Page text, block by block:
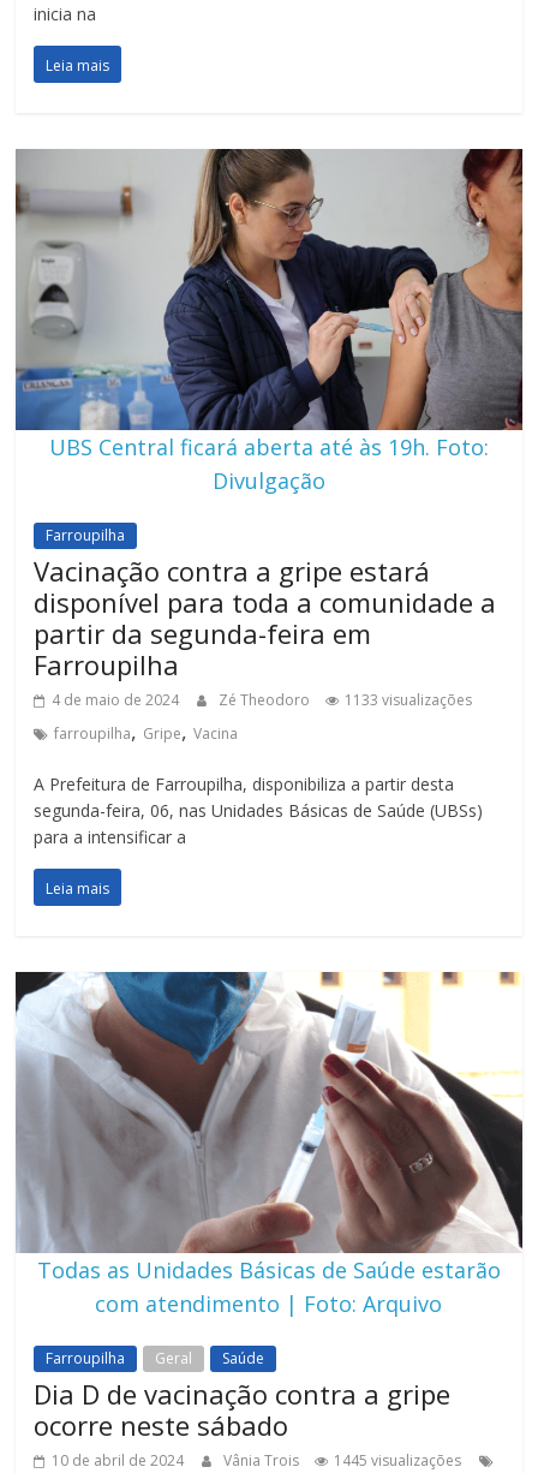
inicia na
Leia mais
UBS Central ficará aberta até às 19h. Foto:
Divulgação
Farroupilha
Vacinação contra a gripe estará
disponível para toda a comunidade a
partir da segunda-feira em
Farroupilha
4 de maio de 2024 Zé Theodoro
1133 visualizações
farroupilha, Gripe,Vacina
A Prefeitura de Farroupilha, disponibiliza a partir desta
segunda-feira, 06, nas Unidades Básicas de Saúde (UBSs)
para a intensificar a
Leia mais
Todas as Unidades Básicas de Saúde estarão
com atendimento | Foto: Arquivo
Farroupilha Geral Saúde
Dia D de vacinação contra a gripe
ocorre neste sábado
10 de abril de 2024 Vânia Trois
1445 visualizações